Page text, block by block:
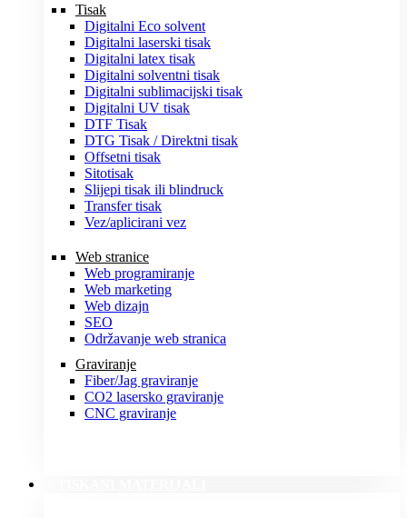
Tisak
Digitalni Eco solvent
Digitalni laserski tisak
Digitalni latex tisak
Digitalni solventni tisak
Digitalni sublimacijski tisak
Digitalni UV tisak
DTF Tisak
DTG Tisak / Direktni tisak
Offsetni tisak
Sitotisak
Slijepi tisak ili blindruck
Transfer tisak
Vez/aplicirani vez
Web stranice
Web programiranje
Web marketing
Web dizajn
SEO
Održavanje web stranica
Graviranje
Fiber/Jag graviranje
CO2 lasersko graviranje
CNC graviranje